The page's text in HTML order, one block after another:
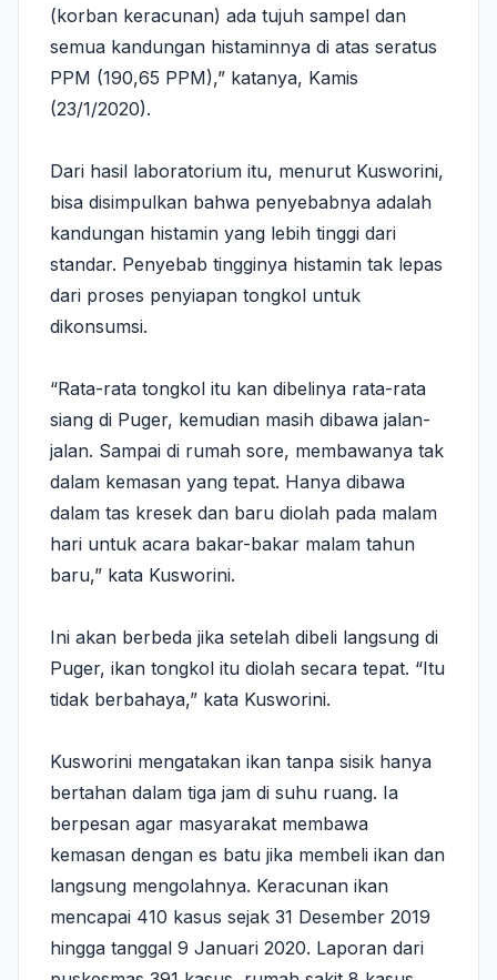
(korban keracunan) ada tujuh sampel dan
semua kandungan histaminnya di atas seratus
PPM (190,65 PPM),” katanya, Kamis
(23/1/2020).
Dari hasil laboratorium itu, menurut Kusworini,
bisa disimpulkan bahwa penyebabnya adalah
kandungan histamin yang lebih tinggi dari
standar. Penyebab tingginya histamin tak lepas
dari proses penyiapan tongkol untuk
dikonsumsi.
“Rata-rata tongkol itu kan dibelinya rata-rata
siang di Puger, kemudian masih dibawa jalan-
jalan. Sampai di rumah sore, membawanya tak
dalam kemasan yang tepat. Hanya dibawa
dalam tas kresek dan baru diolah pada malam
hari untuk acara bakar-bakar malam tahun
baru,” kata Kusworini.
Ini akan berbeda jika setelah dibeli langsung di
Puger, ikan tongkol itu diolah secara tepat. “Itu
tidak berbahaya,” kata Kusworini.
Kusworini mengatakan ikan tanpa sisik hanya
bertahan dalam tiga jam di suhu ruang. Ia
berpesan agar masyarakat membawa
kemasan dengan es batu jika membeli ikan dan
langsung mengolahnya. Keracunan ikan
mencapai 410 kasus sejak 31 Desember 2019
hingga tanggal 9 Januari 2020. Laporan dari